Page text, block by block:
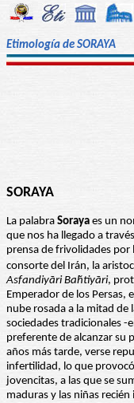
Etimología de SORAYA
SORAYA
La palabra Soraya es un
que nos ha llegado a
prensa de frivolidades
Asfandiyāri Baḫtiyāri,
Emperador de los Persas,
nube rosada a la mitad de
sociedades tradicionales -
preferente de alcanzar su
años más tarde, verse
infertilidad, lo que
jovencitas, a las que se
maduras y las niñas